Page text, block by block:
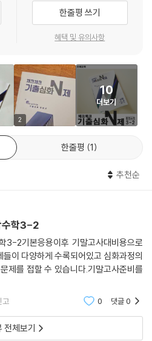
한줄평 쓰기
혜택 및 유의사항
2
10
더보기
한줄평 1
추천순
수학3-2
3-2기본응용이후 기말고사대비용으로
이 다양하게 수록되어있고 심화과정의
제를 접할 수 있습니다.기말고사준비를
고 0 댓글0
전체보기